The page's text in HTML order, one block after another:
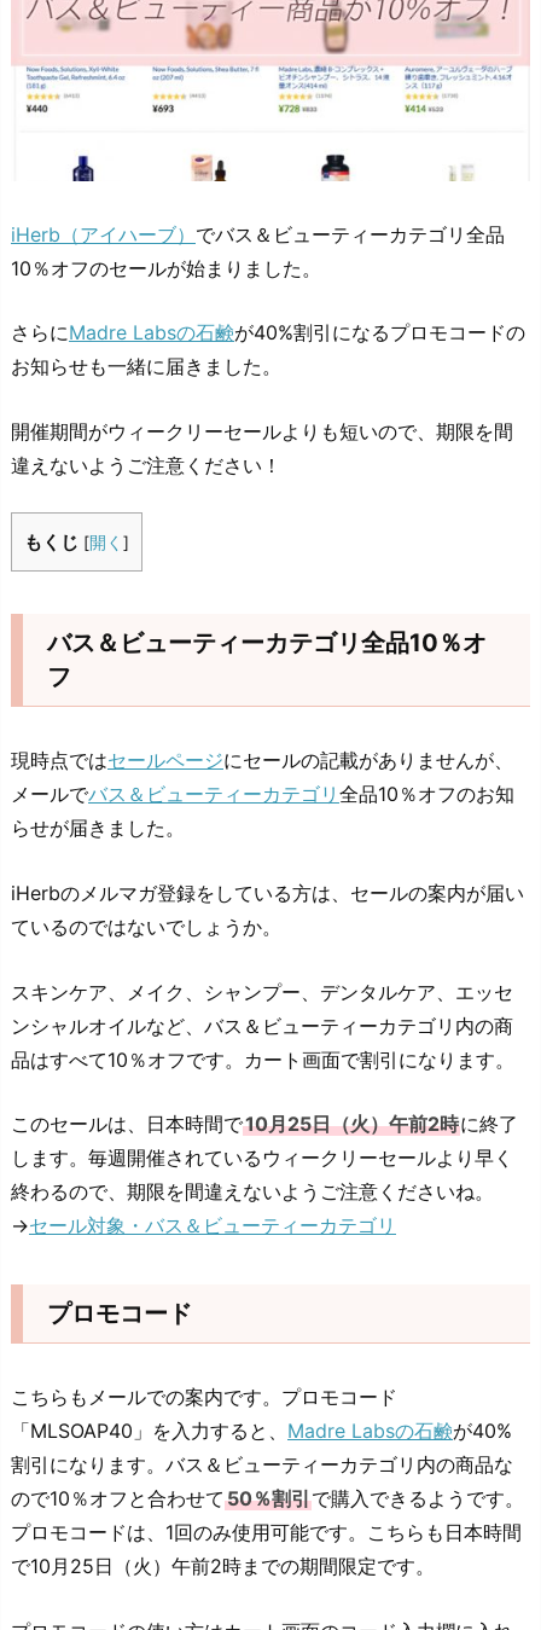
iHerb（アイハーブ） でバス＆ビューティーカテゴリ全品
10％オフのセールが始まりました。
さらにMadre Labsの石鹸が40%割引になるプロモコードの
お知らせも一緒に届きました。
開催期間がウィークリーセールよりも短いので、期限を間
違えないようご注意ください！
もくじ [開く ]
バス＆ビューティーカテゴリ全品10％オ
フ
現時点ではセールページにセールの記載がありませんが、
メールでバス＆ビューティーカテゴリ 全品10％オフのお知
らせが届きました。
iHerbのメルマガ登録をしている方は、セールの案内が届い
ているのではないでしょうか。
スキンケア、メイク、シャンプー、デンタルケア、エッセ
ンシャルオイルなど、バス＆ビューティーカテゴリ内の商
品はすべて10％オフです。カート画面で割引になります。
このセールは、日本時間で10月25日（火）午前2時に終了
します。毎週開催されているウィークリーセールより早く
終わるので、期限を間違えないようご注意くださいね。
→セール対象・バス＆ビューティーカテゴリ
プロモコード
こちらもメールでの案内です。プロモコード
「MLSOAP40」を入力すると、 Madre Labsの石鹸が40%
割引になります。バス＆ビューティーカテゴリ内の商品な
ので10％オフと合わせて50％割引で購入できるようです。
プロモコードは、1回のみ使用可能です。こちらも日本時間
で10月25日（火）午前2時までの期間限定です。